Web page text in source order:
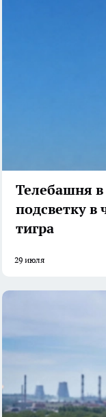
Телебашня
подсветку в
тигра
29 июля